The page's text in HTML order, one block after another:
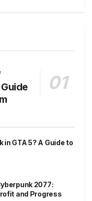
in GTA 5? A Guide to
2077:
and Progress